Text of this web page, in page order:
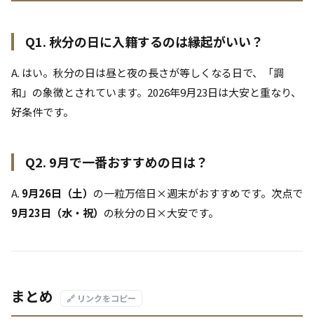
Q1. 秋分の日に入籍するのは縁起がいい？
A. はい。秋分の日は昼と夜の長さが等しくなる日で、「調
和」の象徴とされています。2026年9月23日は大安と重なり、
好条件です。
Q2. 9月で一番おすすめの日は？
A. 9月26日（土） の一粒万倍日×週末がおすすめです。次点で
9月23日（水・祝） の秋分の日×大安です。
まとめ 🔗 リンクをコピー